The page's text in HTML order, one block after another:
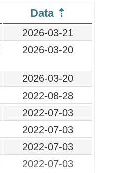
Data
2026-03-21
2026-03-20
2026-03-20
2022-08-28
2022-07-03
2022-07-03
2022-07-03
2022-07-03